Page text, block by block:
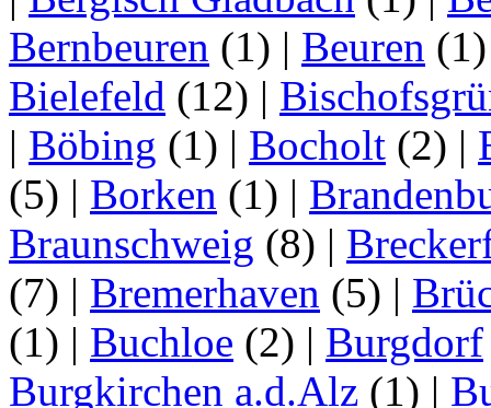
Bernbeuren (1) | Beuren
Bielefeld (12) |
| Böbing (1) | Bocholt (2) |
(5) | Borken (1) |
Braunschweig (8) |
(7) | Bremerhaven (5) |
(1) | Buchloe (2) | Burgdorf
Burgkirchen a.d.Alz (1) |